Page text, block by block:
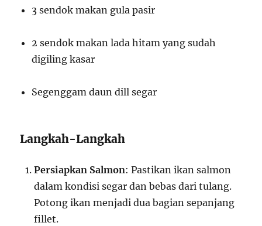
3 sendok makan gula pasir
2 sendok makan lada hitam yang sudah
digiling kasar
Segenggam daun dill segar
Langkah-Langkah
Persiapkan Salmon: Pastikan ikan salmon
dalam kondisi segar dan bebas dari tulang.
Potong ikan menjadi dua bagian sepanjang
fillet.